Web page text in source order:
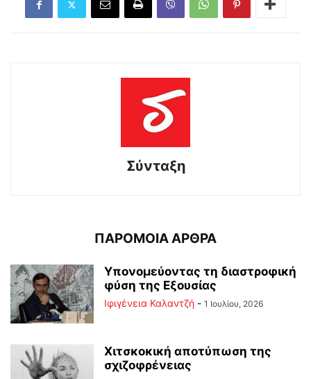
Σύνταξη
ΠΑΡΟΜΟΙΑ ΑΡΘΡΑ
Υπονομεύοντας τη διαστροφική
φύση της Εξουσίας
Ιφιγένεια Καλαντζή - 1 Ιουλίου, 2026
Χιτσκοκική αποτύπωση της
σχιζοφρένειας